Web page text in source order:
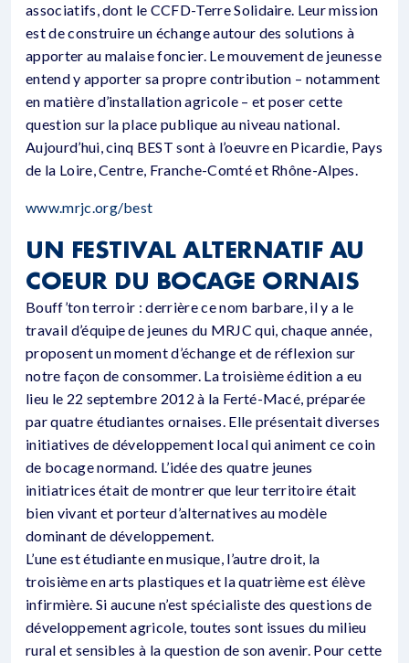
associatifs, dont le CCFD-Terre Solidaire. Leur mission
est de construire un échange autour des solutions à
apporter au malaise foncier. Le mouvement de jeunesse
entend y apporter sa propre contribution – notamment
en matière d’installation agricole – et poser cette
question sur la place publique au niveau national.
Aujourd’hui, cinq BEST sont à l’oeuvre en Picardie, Pays
de la Loire, Centre, Franche-Comté et Rhône-Alpes.
www.mrjc.org/best
UN FESTIVAL ALTERNATIF AU
COEUR DU BOCAGE ORNAIS
Bouff’ton terroir : derrière ce nom barbare, il y a le
travail d’équipe de jeunes du MRJC qui, chaque année,
proposent un moment d’échange et de réflexion sur
notre façon de consommer. La troisième édition a eu
lieu le 22 septembre 2012 à la Ferté-Macé, préparée
par quatre étudiantes ornaises. Elle présentait diverses
initiatives de développement local qui animent ce coin
de bocage normand. L’idée des quatre jeunes
initiatrices était de montrer que leur territoire était
bien vivant et porteur d’alternatives au modèle
dominant de développement.
L’une est étudiante en musique, l’autre droit, la
troisième en arts plastiques et la quatrième est élève
infirmière. Si aucune n’est spécialiste des questions de
développement agricole, toutes sont issues du milieu
rural et sensibles à la question de son avenir. Pour cette